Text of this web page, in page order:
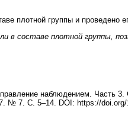
плотной группы и проведено
в составе плотной группы,
наблюдением. Часть
№ 7. С. 5–14. DOI: https://doi.org/